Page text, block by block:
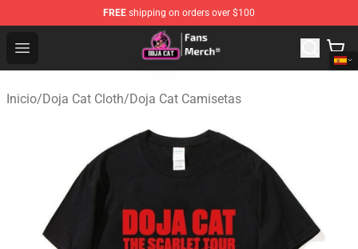
FREE shipping on orders over $100
Open menu
Doja Cat Store - Official Doja Cat Merchandise Shop
Inicio/Doja Cat Cloth/Doja Cat Camisetas